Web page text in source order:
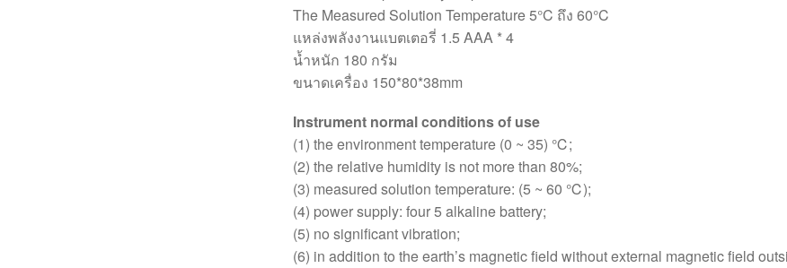
The Measured Solution Temperature 5°C ถึง 60°C
แหล่งพลังงานแบตเตอรี่ 1.5 AAA * 4
น้ำหนัก 180 กรัม
ขนาดเครื่อง 150*80*38mm
Instrument normal conditions of use
(1) the environment temperature (0 ~ 35) ℃;
(2) the relative humidity is not more than 80%;
(3) measured solution temperature: (5 ~ 60 ℃);
(4) power supply: four 5 alkaline battery;
(5) no significant vibration;
(6) in addition to the earth’s magnetic field without external magnetic field